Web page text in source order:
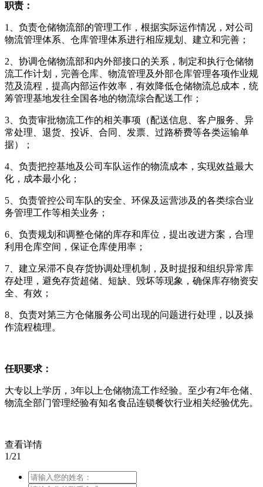
职责：
1、负责仓储物流部的管理工作，根据实际运作情况，对公司
物流管理体系、仓库管理体系进行相应规划、建立和完善；
2、协调仓储物流部和内外部接口的关系，制定和执行仓储物
流工作计划，完善仓库、物流管理及外部仓库管理各项作业规
范及流程，提高内部运作效率，有效降低仓储物流总成本，统
筹管理基地发往全国各地的物流综合配送工作；
3、负责审批物流工作的相关事项（配送信息、客户服务、异
常处理、退货、投诉、合同、发票、过路桥费等各类运输单
据）；
4、负责把控基地及公司车队运作的物流成本，实现效益最大
化，成本最小化；
5、负责管控公司车队的安全、环保及运营涉及的各类综合业
务管理工作等相关业务；
6、负责规划和调整仓储的库存和库位，提出改进方案，合理
利用仓库空间，保证仓库使用率；
7、建立呆滞不良存货协调处理机制，及时提报和组织异常库
存处理，避免存货超储、短缺、毁坏等现象，确保库存物资安
全、有效；
8、负责对第三方仓储服务公司出现的问题进行处理，以及操
作流程梳理。
任职要求：
大专以上学历，3年以上仓储物流工作经验。至少有2年仓储、
物流全部门管理经验有知名食品连锁餐饮行业相关经验优先。
查看详情
1/21